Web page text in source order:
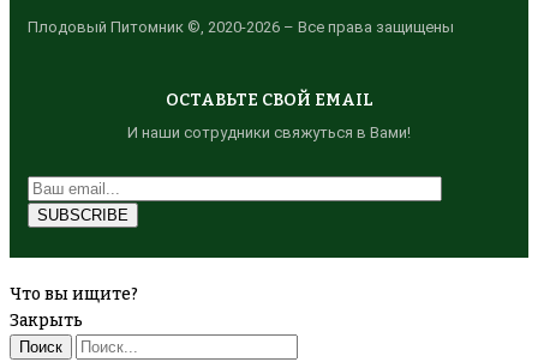
Плодовый Питомник ©, 2020-2026 – Все права защищены
ОСТАВЬТЕ СВОЙ EMAIL
И наши сотрудники свяжуться в Вами!
Что вы ищите?
Закрыть
Поиск